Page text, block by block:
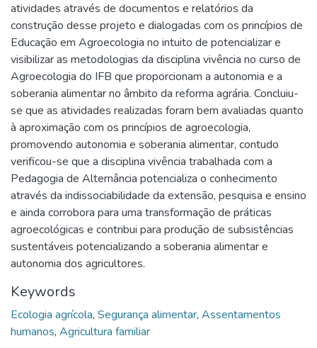
atividades através de documentos e relatórios da
construção desse projeto e dialogadas com os princípios de
Educação em Agroecologia no intuito de potencializar e
visibilizar as metodologias da disciplina vivência no curso de
Agroecologia do IFB que proporcionam a autonomia e a
soberania alimentar no âmbito da reforma agrária. Concluiu-
se que as atividades realizadas foram bem avaliadas quanto
à aproximação com os princípios de agroecologia,
promovendo autonomia e soberania alimentar, contudo
verificou-se que a disciplina vivência trabalhada com a
Pedagogia de Alternância potencializa o conhecimento
através da indissociabilidade da extensão, pesquisa e ensino
e ainda corrobora para uma transformação de práticas
agroecológicas e contribui para produção de subsistências
sustentáveis potencializando a soberania alimentar e
autonomia dos agricultores.
Keywords
Ecologia agrícola, Segurança alimentar, Assentamentos
humanos, Agricultura familiar